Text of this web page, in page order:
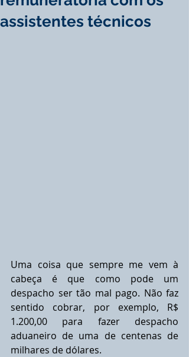
assistentes técnicos
Uma coisa que sempre me vem à
cabeça é que como pode um
despacho ser tão mal pago. Não faz
sentido cobrar, por exemplo, R$
1.200,00 para fazer despacho
aduaneiro de uma de centenas de
milhares de dólares.